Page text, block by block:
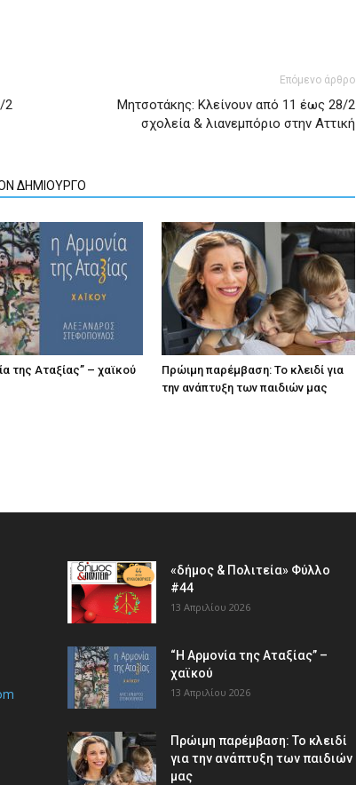
2
Επόμενο άρθρο
Μητσοτάκης: Κλείνουν από 11 έως 28/2
σχολεία & λιανεμπόριο στην Αττική
ΔΗΜΙΟΥΡΓΟ
της Αταξίας” – χαϊκού
Πρώιμη παρέμβαση: Το κλειδί για
την ανάπτυξη των παιδιών µας
«δήμος & Πολιτεία» Φύλλο
#44
13 Απριλίου 2026
“Η Αρμονία της Αταξίας” –
χαϊκού
13 Απριλίου 2026
Πρώιμη παρέμβαση: Το κλειδί
για την ανάπτυξη των παιδιών
µας